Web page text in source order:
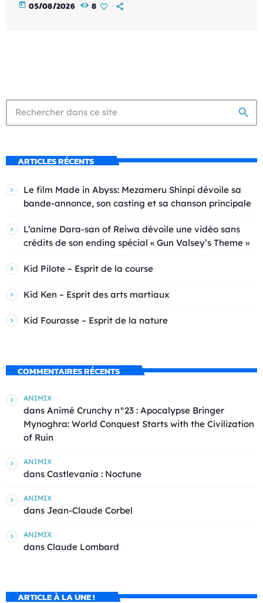
today 05/08/2026 8
search
ARTICLES RÉCENTS
Le film Made in Abyss: Mezameru Shinpi dévoile sa
bande-annonce, son casting et sa chanson principale
L’anime Dara-san of Reiwa dévoile une vidéo sans
crédits de son ending spécial « Gun Valsey’s Theme »
Kid Pilote – Esprit de la course
Kid Ken – Esprit des arts martiaux
Kid Fourasse – Esprit de la nature
COMMENTAIRES RÉCENTS
ANIMIX
dans Animé Crunchy n°23 : Apocalypse Bringer
Mynoghra: World Conquest Starts with the Civilization
of Ruin
ANIMIX
dans Castlevania : Noctune
ANIMIX
dans Jean-Claude Corbel
ANIMIX
dans Claude Lombard
ARTICLE À LA UNE !